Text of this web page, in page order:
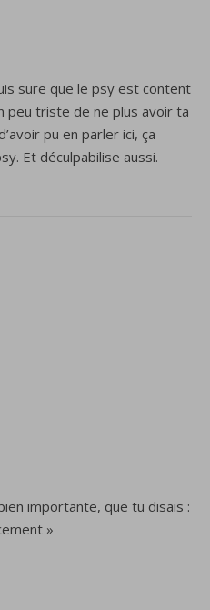
sure que le psy est content
peu triste de ne plus avoir ta
pu en parler ici, ça
Et déculpabilise aussi.
importante, que tu disais :
»